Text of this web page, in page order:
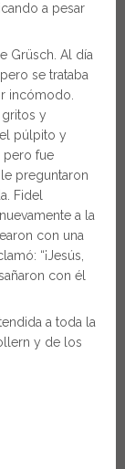
a pesar
Grüsch. Al día
se trataba
incómodo.
y
púlpito y
pero fue
preguntaron
Fidel
a la
con una
“¡Jesús,
con él
a toda la
y de los